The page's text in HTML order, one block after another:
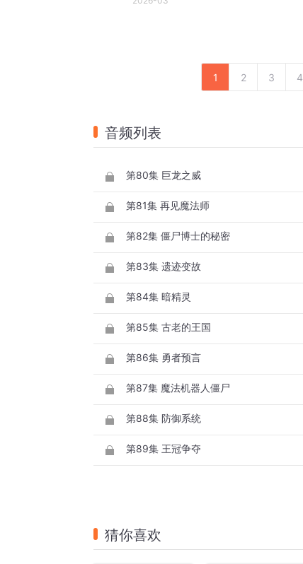
1 2 3 4
音频列表
第80集 巨龙之威
第81集 再见魔法师
第82集 僵尸博士的秘密
第83集 遗迹变故
第84集 暗精灵
第85集 古老的王国
第86集 勇者预言
第87集 魔法机器人僵尸
第88集 防御系统
第89集 王冠争夺
猜你喜欢